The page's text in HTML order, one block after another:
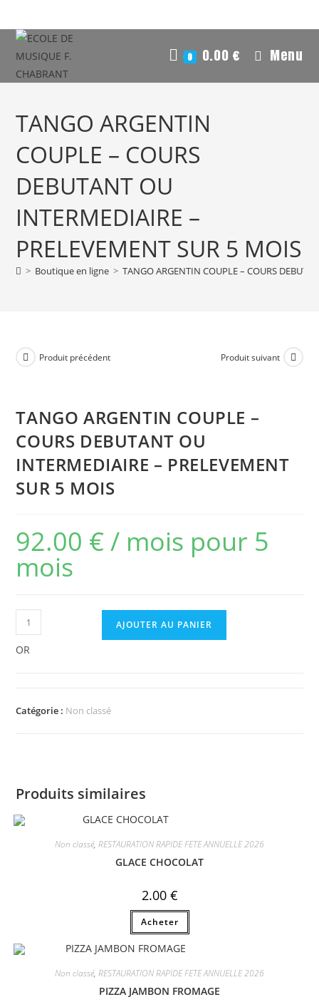
0 0.00 € Menu
TANGO ARGENTIN
COUPLE – COURS
DEBUTANT OU
INTERMEDIAIRE –
PRELEVEMENT SUR 5 MOIS
> Boutique en ligne > TANGO ARGENTIN COUPLE – COURS
Produit précédent Produit suivant
TANGO ARGENTIN COUPLE –
COURS DEBUTANT OU
INTERMEDIAIRE – PRELEVEMENT
SUR 5 MOIS
92.00 € / mois pour 5
mois
AJOUTER AU PANIER
OR
Catégorie : Non classé
Produits similaires
Non classé, RESTAURATION RAPIDE FETE ANNUELLE 2026
GLACE CHOCOLAT
2.00 €
Acheter
Non classé, RESTAURATION RAPIDE FETE ANNUELLE 2026
PIZZA JAMBON FROMAGE